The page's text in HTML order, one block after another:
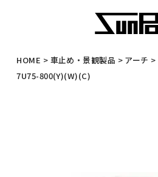
HOME > 車止め・景観製品 > アーチ >
7U75-800(Y)(W)(C)